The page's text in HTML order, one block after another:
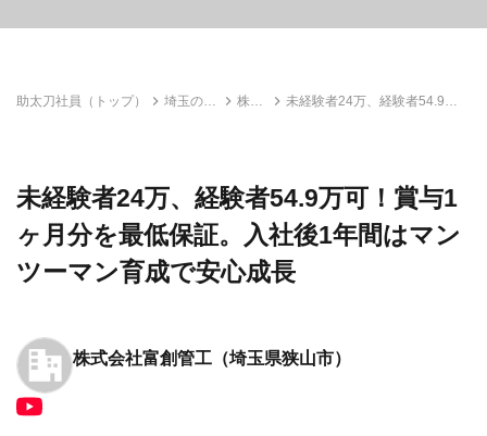
助太刀社員（トップ）
埼玉の建
株式
未経験者24万、経験者54.9万
未経験者24万、経験者54.9万可！賞与1
ヶ月分を最低保証。入社後1年間はマン
ツーマン育成で安心成長
株式会社富創管工 （埼玉県狭山市）